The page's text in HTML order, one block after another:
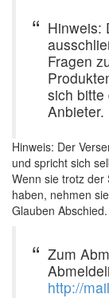
Hinweis:
Fragen
sich bitte
Anbieter.
Hinweis: Der
und spricht sich
Wenn sie trotz der
haben, nehmen
Glauben Abschied.
Zum
http://